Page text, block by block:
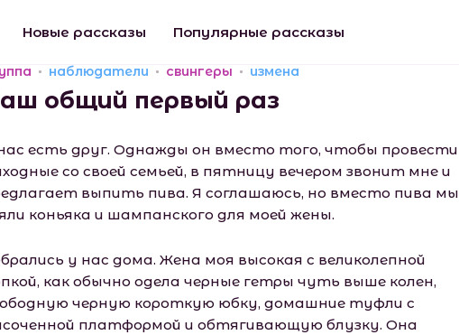
Новые рассказы Популярные рассказы
наблюдатели свингеры измена
общий первый раз
есть друг. Однажды он вместо того, чтобы провести
со своей семьей, в пятницу вечером звонит мне и
выпить пива. Я соглашаюсь, но вместо пива мы
коньяка и шампанского для моей жены.
у нас дома. Жена моя высокая с великолепной
как обычно одела черные гетры чуть выше колен,
черную короткую юбку, домашние туфли с
платформой и обтягивающую блузку. Она